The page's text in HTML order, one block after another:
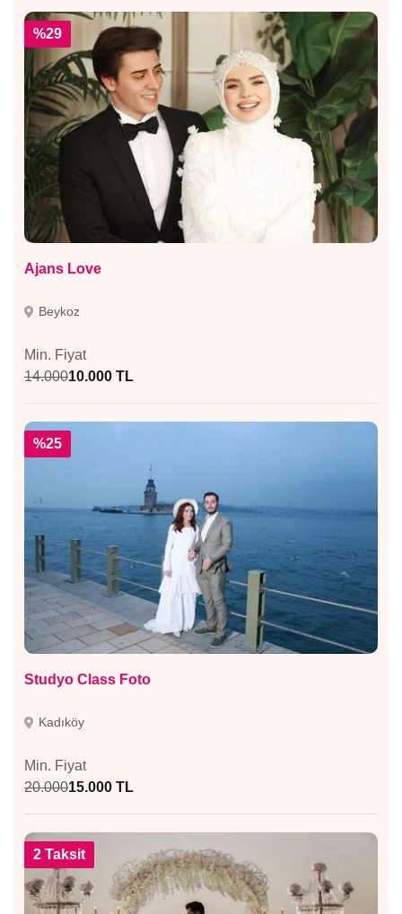
%29
Ajans Love
Beykoz
Min. Fiyat
14.00010.000 TL
%25
Studyo Class Foto
Kadıköy
Min. Fiyat
20.00015.000 TL
2 Taksit